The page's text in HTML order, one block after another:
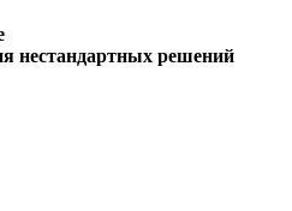
нестандартных решений